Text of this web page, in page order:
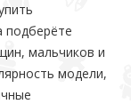
подберёте
мальчиков и
модели,